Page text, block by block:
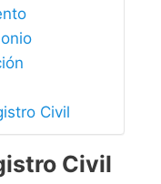
Civil
Civil